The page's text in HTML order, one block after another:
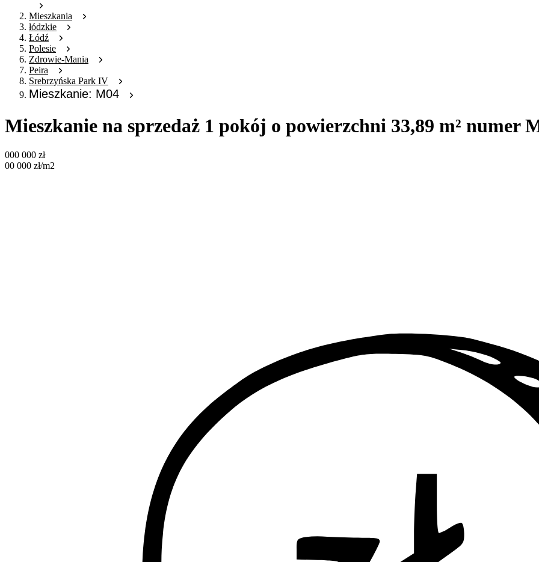
Mieszkania
łódzkie
Łódź
Polesie
Zdrowie-Mania
Peira
Srebrzyńska Park IV
Mieszkanie: M04
Mieszkanie na sprzedaż 1 pokój o powierzchni 33,89 m² numer
000 000 zł
00 000 zł/m2